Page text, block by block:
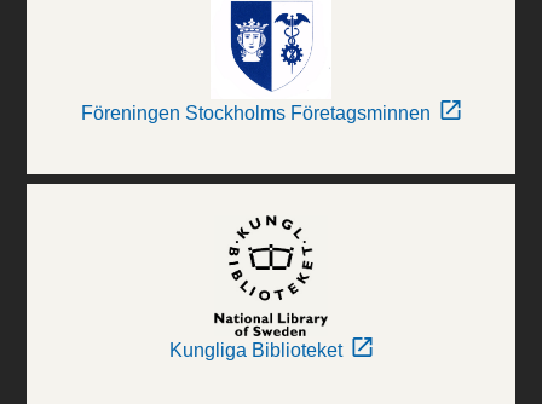
Föreningen Stockholms Företagsminnen
Kungliga Biblioteket